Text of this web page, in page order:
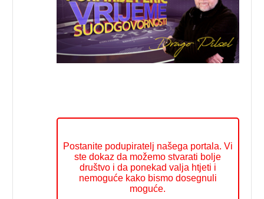
Postanite podupiratelj našega portala. Vi
ste dokaz da možemo stvarati bolje
društvo i da ponekad valja htjeti i
nemoguće kako bismo dosegnuli
moguće.